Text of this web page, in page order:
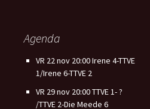
Agenda
VR 22 nov 20:00 Irene 4-TTVE
1/Irene 6-TTVE 2
VR 29 nov 20:00 TTVE 1- ?
/TTVE 2-Die Meede 6